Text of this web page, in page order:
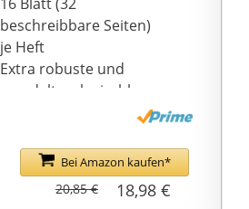
beschreibbare Seiten)
je Heft
Extra robuste und
veredelte, abwischbare
die somit schmutz- und
feuchtigkeitsabweisend
Bei Amazon kaufen*
18,98 €
20,85 €